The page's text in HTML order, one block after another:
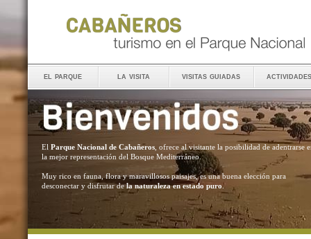
el parque la visita visitas guiadas actividades
El Parque Nacional de Cabañeros , ofrece al visitante la posibilidad de adentrarse
la mejor representación del Bosque Mediterráneo.
Muy rico en fauna, flora y maravillosos paisajes, es una buena elección para
desconectar y disfrutar dela naturaleza en estado puro .